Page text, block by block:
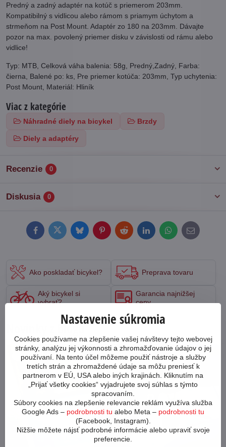
Predný a zadný adaptér na kotúč s priemerom 203mm.
Kompatibilný s vidlicou alebo rámom s priamym úchytom a
strmeňom na Post Mount. Adaptér zo 180 na 203mm. Dávajte
pozor na max. povolený priemer disku v závislosti od rámu alebo
vidlice!
Typ: MTB, Celková váha balenia: 58g, Predný,Zadný, Farba:
čierna, Balené po: ks, Pre priemer kotúča: 203mm, Typ uchytenia:
Post Mount, Materiál: Hliník
Viac z kategórie
Náhradné diely na bicykel Brzdy
Diely a adaptéry
Recenzie 0
Diskusia 0
Novinky z blogu
64494
FacebookTwitterBlueskyPinterestRedditLinkedInWhatsApp
E-
mail
Ako poskladať bicykel? Preprava tovaru
Aký bicykel si
vybrať?
Garancia najnižšej
ceny
Nastavenie súkromia
Cookies používame na zlepšenie vašej návštevy tejto webovej
stránky, analýzu jej výkonnosti a zhromažďovanie údajov o jej
používaní. Na tento účel môžeme použiť nástroje a služby
tretích strán a zhromaždené údaje sa môžu preniesť k
partnerom v EÚ, USA alebo iných krajinách. Kliknutím na
„Prijať všetky cookies“ vyjadrujete svoj súhlas s týmto
spracovaním.
Súbory cookies na zlepšenie relevancie reklám využíva služba
Google Ads – podrobnosti tu alebo Meta – podrobnosti tu
(Facebook, Instagram).
Nižšie môžete nájsť podrobné informácie alebo upraviť svoje
preferencie.